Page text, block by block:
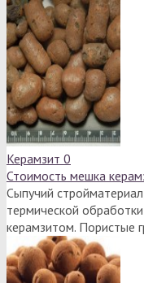
Керамзит 0
Стоимость мешка
Сыпучий
термической
керамзитом. Пористые